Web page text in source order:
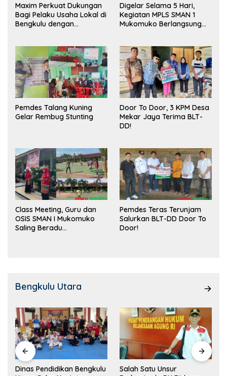
Maxim Perkuat Dukungan
Bagi Pelaku Usaha Lokal di
Bengkulu dengan
Pasar
Digelar Selama 5 Hari,
Kegiatan MPLS SMAN 1
Mukomuko Berlangsung
Pemdes Talang Kuning
Gelar Rembug Stunting
Door To Door, 3 KPM Desa
Mekar Jaya Terima BLT-
DD!
Class Meeting, Guru dan
OSIS SMAN I Mukomuko
Saling Beradu
Pemdes Teras Terunjam
Salurkan BLT-DD Door To
Door!
Bengkulu Utara
Dinas Pendidikan Bengkulu
Salah Satu Unsur